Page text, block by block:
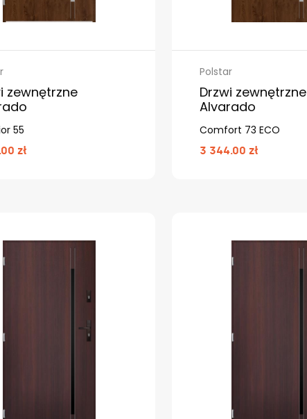
zewnętrzne
55
zł
Polstar
Drzwi zewnętrzne
Alvarado
Comfort 73 ECO
3 344.00 zł